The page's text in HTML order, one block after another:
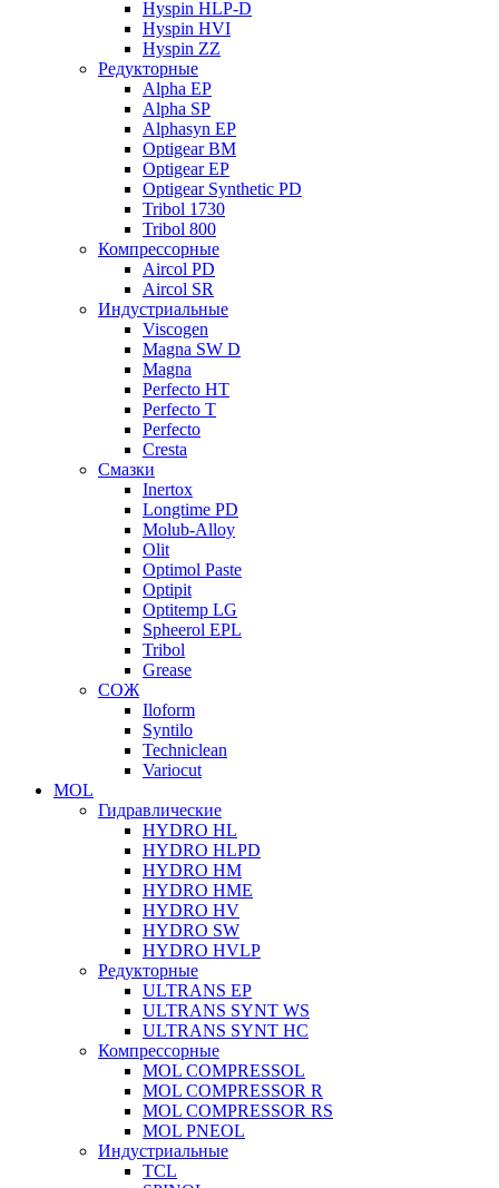
Hyspin HLP-D
Hyspin HVI
Hyspin ZZ
Редукторные
Alpha EP
Alpha SP
Alphasyn EP
Optigear BM
Optigear EP
Optigear Synthetic PD
Tribol 1730
Tribol 800
Компрессорные
Aircol PD
Aircol SR
Индустриальные
Viscogen
Magna SW D
Magna
Perfecto HT
Perfecto T
Perfecto
Cresta
Смазки
Inertox
Longtime PD
Molub-Alloy
Olit
Optimol Paste
Optipit
Optitemp LG
Spheerol EPL
Tribol
Grease
СОЖ
Iloform
Syntilo
Techniclean
Variocut
MOL
Гидравлические
HYDRO HL
HYDRO HLPD
HYDRO HM
HYDRO HME
HYDRO HV
HYDRO SW
HYDRO HVLP
Редукторные
ULTRANS EP
ULTRANS SYNT WS
ULTRANS SYNT HC
Компрессорные
MOL COMPRESSOL
MOL COMPRESSOR R
MOL COMPRESSOR RS
MOL PNEOL
Индустриальные
TCL